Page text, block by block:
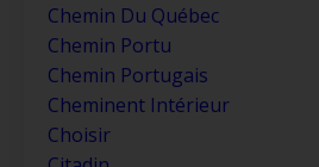
Chemin Du Québec
Chemin Portu
Chemin Portugais
Cheminent Intérieur
Choisir